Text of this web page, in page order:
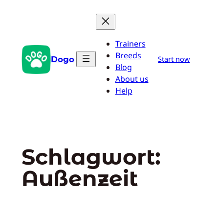
Dogo
Trainers
Breeds
Blog
About us
Help
Start now
Schlagwort:
Außenzeit